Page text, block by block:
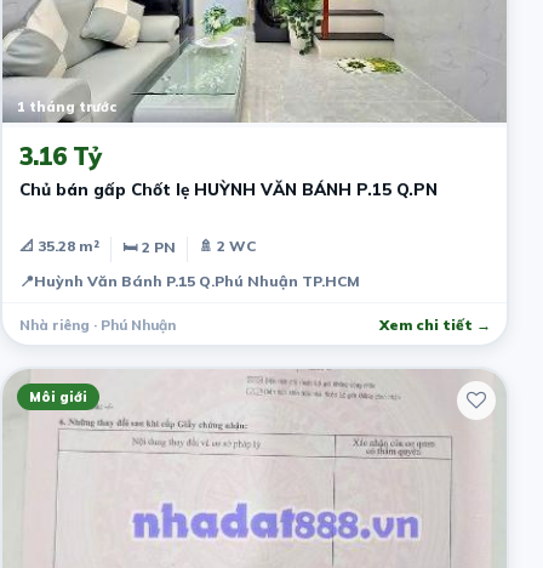
1 tháng trước
3.16 Tỷ
Chủ bán gấp Chốt lẹ HUỲNH VĂN BÁNH P.15 Q.PN
📐 35.28 m² 🛏 2 PN
🚿 2 WC
📍Huỳnh Văn Bánh P.15 Q.Phú Nhuận TP.HCM
Nhà riêng · Phú Nhuận Xem chi tiết →
Môi giới